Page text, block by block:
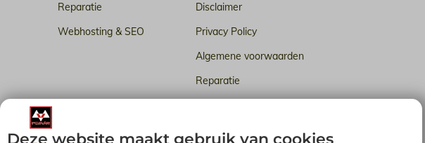
Reparatie
Webhosting & SEO
Disclaimer
Privacy Policy
Algemene voorwaarden
Reparatie
Deze website maakt gebruik van cookies